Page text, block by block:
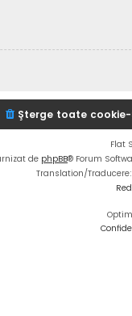
Şterge toate
Flat
de phpBB® Forum
Translation/Traducere: